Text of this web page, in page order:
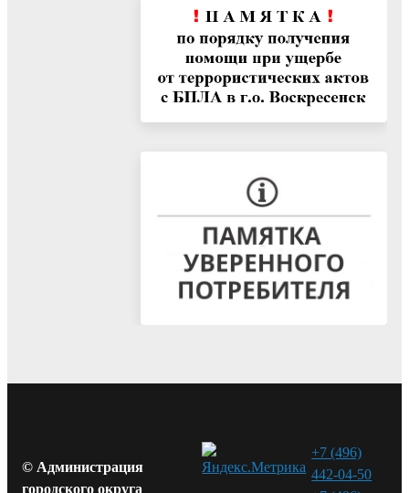
© Администрация
городского округа
+7 (496)
442-04-50